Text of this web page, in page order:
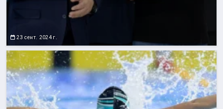
23 сент. 2024 г.